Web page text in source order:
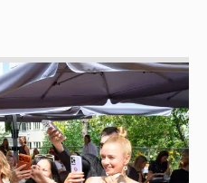
Женя Малахова,
гости
и ритма»:
образы